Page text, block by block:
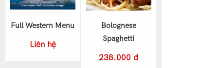
Full Western Menu
Liên hệ
Bolognese
Spaghetti
238.000 đ